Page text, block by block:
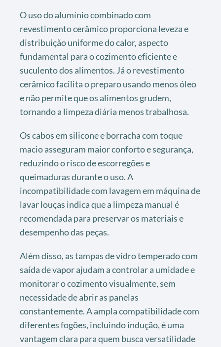
O uso do alumínio combinado com
revestimento cerâmico proporciona leveza e
distribuição uniforme do calor, aspecto
fundamental para o cozimento eficiente e
suculento dos alimentos. Já o revestimento
cerâmico facilita o preparo usando menos óleo
e não permite que os alimentos grudem,
tornando a limpeza diária menos trabalhosa.
Os cabos em silicone e borracha com toque
macio asseguram maior conforto e segurança,
reduzindo o risco de escorregões e
queimaduras durante o uso. A
incompatibilidade com lavagem em máquina de
lavar louças indica que a limpeza manual é
recomendada para preservar os materiais e
desempenho das peças.
Além disso, as tampas de vidro temperado com
saída de vapor ajudam a controlar a umidade e
monitorar o cozimento visualmente, sem
necessidade de abrir as panelas
constantemente. A ampla compatibilidade com
diferentes fogões, incluindo indução, é uma
vantagem clara para quem busca versatilidade